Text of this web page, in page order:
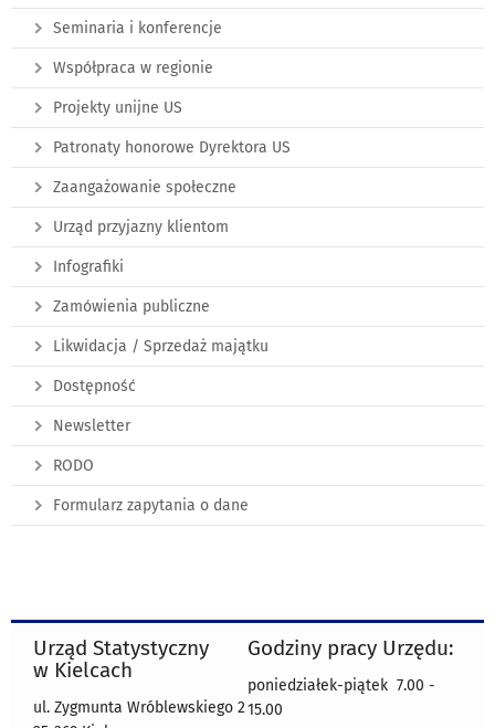
Seminaria i konferencje
Współpraca w regionie
Projekty unijne US
Patronaty honorowe Dyrektora US
Zaangażowanie społeczne
Urząd przyjazny klientom
Infografiki
Zamówienia publiczne
Likwidacja / Sprzedaż majątku
Dostępność
Newsletter
RODO
Formularz zapytania o dane
Urząd Statystyczny
w Kielcach
ul. Zygmunta Wróblewskiego 2
Godziny pracy Urzędu:
poniedziałek-piątek 7.00 -
15.00